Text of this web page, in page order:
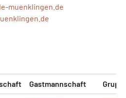
muenklingen.de
Gastmannschaft